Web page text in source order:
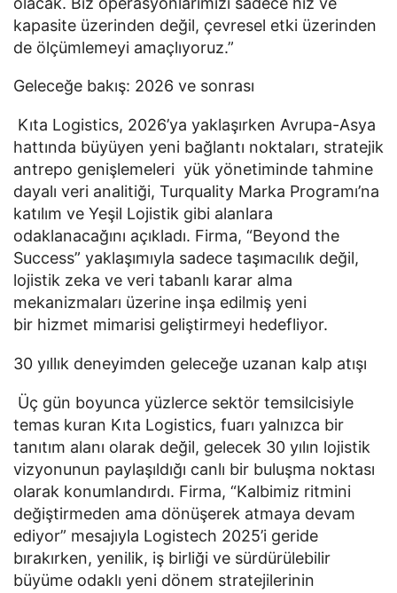
kapasite üzerinden değil, çevresel etki üzerinden
de ölçümlemeyi amaçlıyoruz.”
Geleceğe bakış: 2026 ve sonrası
Kıta Logistics, 2026’ya yaklaşırken Avrupa-Asya
hattında büyüyen yeni bağlantı noktaları, stratejik
antrepo genişlemeleri yük yönetiminde tahmine
dayalı veri analitiği, Turquality Marka Programı’na
katılım ve Yeşil Lojistik gibi alanlara
odaklanacağını açıkladı. Firma, “Beyond the
Success” yaklaşımıyla sadece taşımacılık değil,
lojistik zeka ve veri tabanlı karar alma
mekanizmaları üzerine inşa edilmiş yeni
bir hizmet mimarisi geliştirmeyi hedefliyor.
30 yıllık deneyimden geleceğe uzanan kalp atışı
Üç gün boyunca yüzlerce sektör temsilcisiyle
temas kuran Kıta Logistics, fuarı yalnızca bir
tanıtım alanı olarak değil, gelecek 30 yılın lojistik
vizyonunun paylaşıldığı canlı bir buluşma noktası
olarak konumlandırdı. Firma, “Kalbimiz ritmini
değiştirmeden ama dönüşerek atmaya devam
ediyor” mesajıyla Logistech 2025’i geride
bırakırken, yenilik, iş birliği ve sürdürülebilir
büyüme odaklı yeni dönem stratejilerinin